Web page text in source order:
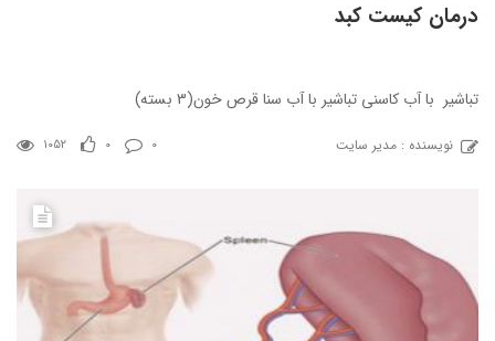
درمان کیست کبد
تباشیر با آب کاسنی تباشیر با آب سنا قرص خون(3 بسته)
نویسنده : مدیر سایت 1052 0 0